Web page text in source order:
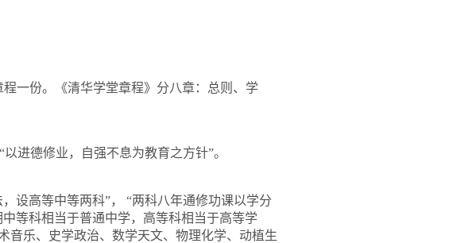
一份。《清华学堂章程》分八章：总则、学
“以进德修业，自强不息为教育之方针”。
设高等中等两科”， “两科八年通修功课以学分
等科相当于普通中学，高等科相当于高等学
音乐、史学政治、数学天文、物理化学、动植生